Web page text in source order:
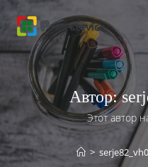
Перейти
содержимому
Автор:
Этот автор
>